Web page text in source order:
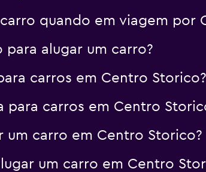
quando em viagem por
alugar um carro?
carros em Centro Storico?
para carros em Centro
um carro em Centro Storico?
um carro em Centro